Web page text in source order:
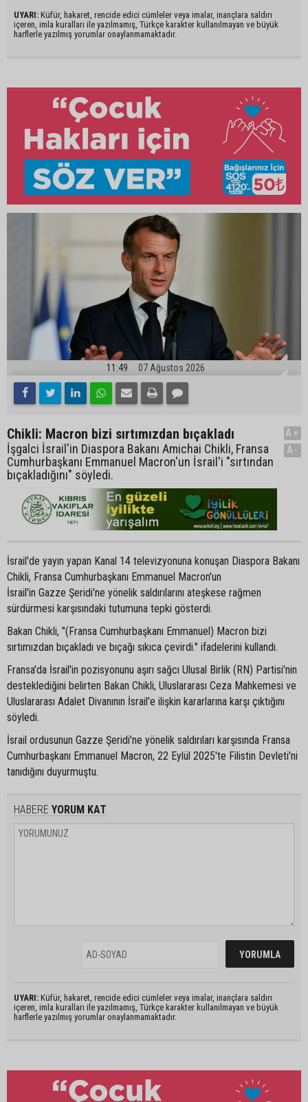
UYARI: Küfür, hakaret, rencide edici cümleler veya imalar, inançlara saldırı
içeren, imla kuralları ile yazılmamış, Türkçe karakter kullanılmayan ve büyük
harflerle yazılmış yorumlar onaylanmamaktadır.
11:49 07 Ağustos 2026
Chikli: Macron bizi sırtımızdan bıçakladı
İşgalci İsrail'in Diaspora Bakanı Amichai Chikli, Fransa
Cumhurbaşkanı Emmanuel Macron'un İsrail'i "sırtından
bıçakladığını" söyledi.
A+
A-
İsrail'de yayın yapan Kanal 14 televizyonuna konuşan Diaspora Bakanı
Chikli, Fransa Cumhurbaşkanı Emmanuel Macron'un
İsrail'in Gazze Şeridi'ne yönelik saldırılarını ateşkese rağmen
sürdürmesi karşısındaki tutumuna tepki gösterdi.
Bakan Chikli, "(Fransa Cumhurbaşkanı Emmanuel) Macron bizi
sırtımızdan bıçakladı ve bıçağı sıkıca çevirdi." ifadelerini kullandı.
Fransa'da İsrail'in pozisyonunu aşırı sağcı Ulusal Birlik (RN) Partisi'nin
desteklediğini belirten Bakan Chikli, Uluslararası Ceza Mahkemesi ve
Uluslararası Adalet Divanının İsrail'e ilişkin kararlarına karşı çıktığını
söyledi.
İsrail ordusunun Gazze Şeridi'ne yönelik saldırıları karşısında Fransa
Cumhurbaşkanı Emmanuel Macron, 22 Eylül 2025'te Filistin Devleti'ni
tanıdığını duyurmuştu.
HABERE YORUM KAT
UYARI: Küfür, hakaret, rencide edici cümleler veya imalar, inançlara saldırı
içeren, imla kuralları ile yazılmamış, Türkçe karakter kullanılmayan ve büyük
harflerle yazılmış yorumlar onaylanmamaktadır.